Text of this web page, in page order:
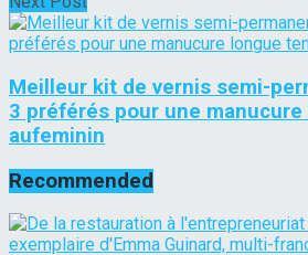
Meilleur kit de vernis semi-
3 préférés pour une
aufeminin
Recommended